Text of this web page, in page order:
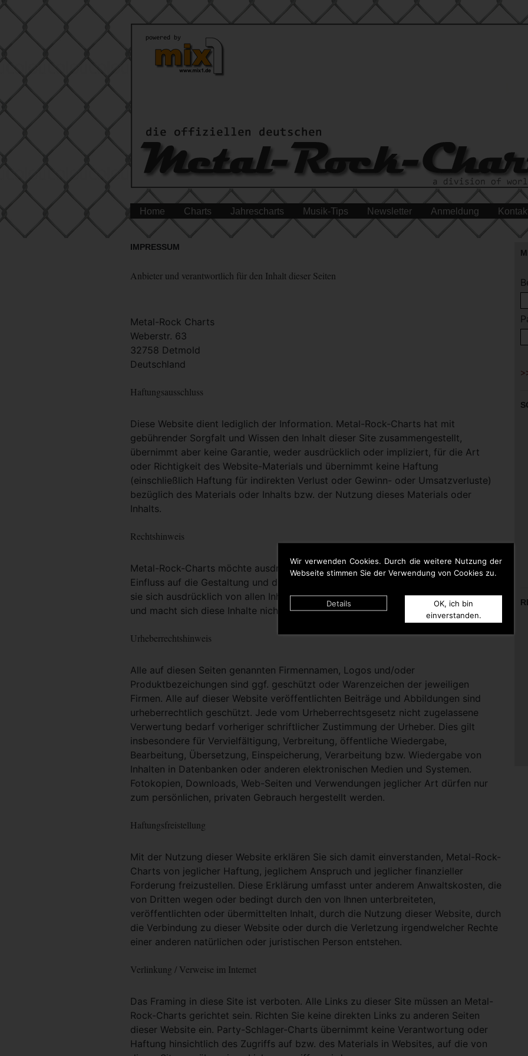
Wir verwenden Cookies. Durch die weitere Nutzung der
Webseite stimmen Sie der Verwendung von Cookies zu.
Details
OK, ich bin
einverstanden.
Home Charts Jahrescharts Musik-Tips Newsletter Anmeldung
IMPRESSUM
Anbieter und verantwortlich für den Inhalt dieser Seiten
Metal-Rock Charts
Weberstr. 63
32758 Detmold
Deutschland
Haftungsausschluss
Diese Website dient lediglich der Information. Metal-Rock-Charts hat mit
gebührender Sorgfalt und Wissen den Inhalt dieser Site zusammengestellt,
übernimmt aber keine Garantie, weder ausdrücklich oder impliziert, für die Art
oder Richtigkeit des Website-Materials und übernimmt keine Haftung
(einschließlich Haftung für indirekten Verlust oder Gewinn- oder Umsatzverluste)
bezüglich des Materials oder Inhalts bzw. der Nutzung dieses Materials oder
Inhalts.
Rechtshinweis
Metal-Rock-Charts möchte ausdrücklich darauf hinweisen, dass sie keinerlei
Einfluss auf die Gestaltung und die Inhalte gelinkter Seiten hat. Deshalb distanziert
sie sich ausdrücklich von allen Inhalten aller gelinkten Seiten auf dieser Homepage
und macht sich diese Inhalte nicht zu Eigen.
Urheberrechtshinweis
Alle auf diesen Seiten genannten Firmennamen, Logos und/oder
Produktbezeichungen sind ggf. geschützt oder Warenzeichen der jeweiligen
Firmen. Alle auf dieser Website veröffentlichten Beiträge und Abbildungen sind
urheberrechtlich geschützt. Jede vom Urheberrechtsgesetz nicht zugelassene
Verwertung bedarf vorheriger schriftlicher Zustimmung der Urheber. Dies gilt
insbesondere für Vervielfältigung, Verbreitung, öffentliche Wiedergabe,
Bearbeitung, Übersetzung, Einspeicherung, Verarbeitung bzw. Wiedergabe von
Inhalten in Datenbanken oder anderen elektronischen Medien und Systemen.
Fotokopien, Downloads, Web-Seiten und Verwendungen jeglicher Art dürfen nur
zum persönlichen, privaten Gebrauch hergestellt werden.
Haftungsfreistellung
Mit der Nutzung dieser Website erklären Sie sich damit einverstanden, Metal-Rock-
Charts von jeglicher Haftung, jeglichem Anspruch und jeglicher finanzieller
Forderung freizustellen. Diese Erklärung umfasst unter anderem Anwaltskosten, die
von Dritten wegen oder bedingt durch den von Ihnen unterbreiteten,
veröffentlichten oder übermittelten Inhalt, durch die Nutzung dieser Website, durch
die Verbindung zu dieser Website oder durch die Verletzung irgendwelcher Rechte
einer anderen natürlichen oder juristischen Person entstehen.
Verlinkung / Verweise im Internet
Das Framing in diese Site ist verboten. Alle Links zu dieser Site müssen an Metal-
Rock-Charts gerichtet sein. Richten Sie keine direkten Links zu anderen Seiten
dieser Website ein. Party-Schlager-Charts übernimmt keine Verantwortung oder
Haftung hinsichtlich des Zugriffs auf bzw. des Materials in Websites, auf die von